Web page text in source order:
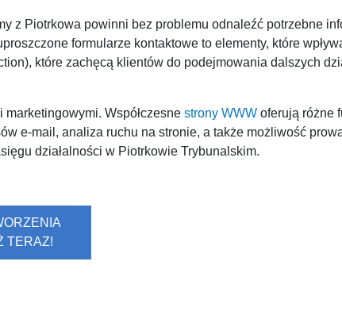
z Piotrkowa powinni bez problemu odnaleźć potrzebne
formularze kontaktowe to elementy, które
które zachęcą klientów do podejmowania dalszych
Współczesne strony WWW oferują różne
e-mail, analiza ruchu na stronie, a także możliwość
działalności w Piotrkowie Trybunalskim.
TERAZ!